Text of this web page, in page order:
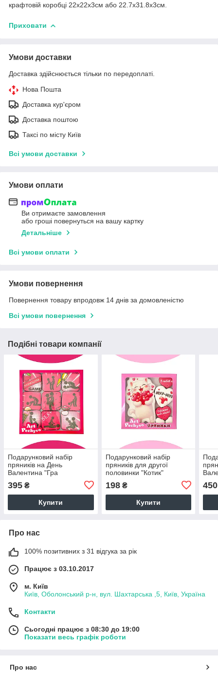
крафтовій коробці 22х22х3см або 22.7х31.8х3см.
Приховати
Умови доставки
Доставка здійснюється тільки по передоплаті.
Нова Пошта
Доставка кур'єром
Доставка поштою
Таксі по місту Київ
Всі умови доставки
Умови оплати
Ви отримаєте замовлення
або гроші повернуться на вашу картку
Детальніше
Всі умови оплати
Умови повернення
Повернення товару впродовж 14 днів за домовленістю
Всі умови повернення
Подібні товари компанії
Подарунковий набір
пряників на День
Валентина "Гра
395 ₴
Купити
Подарунковий набір
пряників для другої
половинки "Котик"
198₴
Купити
450
Про нас
100% позитивних з 31 відгука за рік
Працює з 03.10.2017
м. Київ
Київ, Оболонський р-н, вул. Шахтарська ,5, Київ, Україна
Контакти
Сьогодні працює з 08:30 до 19:00
Показати весь графік роботи
Про нас